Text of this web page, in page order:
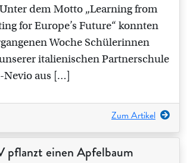
dem Motto „Learning from
for Europe’s Future“ konnten
Woche Schülerinnen
italienischen Partnerschule
Nevio aus […]
Zum Artikel
pflanzt einen Apfelbaum